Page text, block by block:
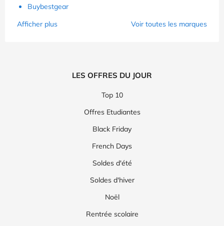
Buybestgear
Afficher plus
Voir toutes les marques
LES OFFRES DU JOUR
Top 10
Offres Etudiantes
Black Friday
French Days
Soldes d'été
Soldes d'hiver
Noël
Rentrée scolaire